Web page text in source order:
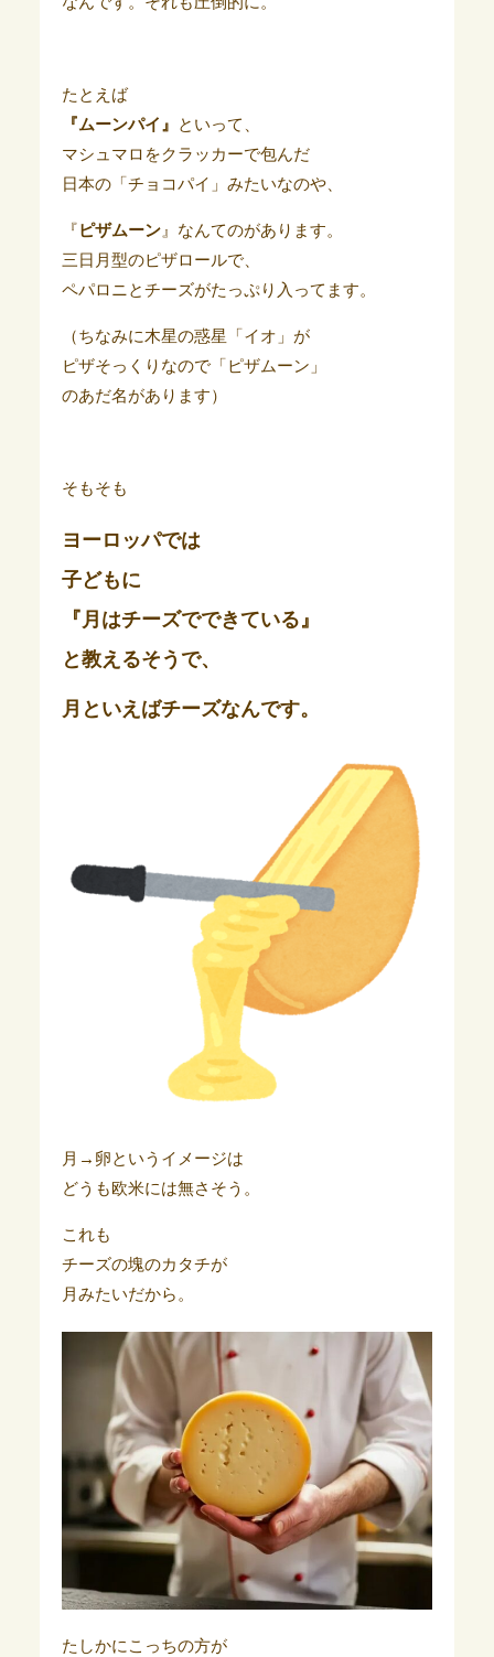
たとえば
『ムーンパイ』
といって、
マシュマロをクラッカーで包んだ
日本の「チョコパイ」みたいなのや、
『ピザムーン』なんてのがあります。
三日月型のピザロールで、
ペパロニとチーズがたっぷり入ってます。
（ちなみに木星の惑星「イオ」が
ピザそっくりなので「ピザムーン」
のあだ名があります）
そもそも
ヨーロッパでは
子どもに
『月はチーズでできている』
と教えるそうで、
月といえばチーズなんです。
月→卵というイメージは
どうも欧米には無さそう。
これも
チーズの塊のカタチが
月みたいだから。
たしかにこっちの方が